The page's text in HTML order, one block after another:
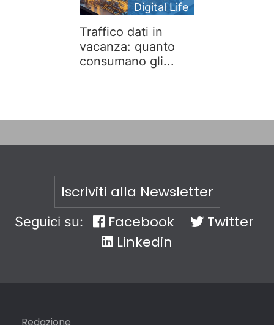
Digital Life
Traffico dati in
vacanza: quanto
consumano gli...
Iscriviti alla Newsletter
Seguici su: Facebook
Twitter
Linkedin